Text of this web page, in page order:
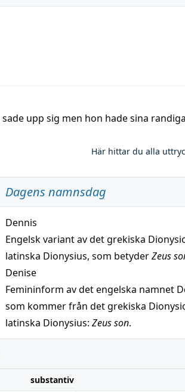
upp sig men hon hade sina
Här hittar du alla
Dagens namnsdag
Dennis
Engelsk variant av det grekiska
latinska Dionysius, som betyderZeus
Denise
Femininform av det engelska namnet
som kommer från det grekiska
latinska Dionysius: Zeus son.
substantiv